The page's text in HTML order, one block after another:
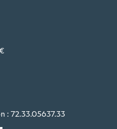
: 72.33.05637.33